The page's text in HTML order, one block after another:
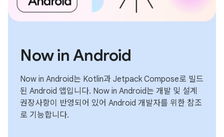
Now in Android
Now in Android는 Kotlin과 Jetpack Compose로 빌드
된 Android 앱입니다. Now in Android는 개발 및 설계
권장사항이 반영되어 있어 Android 개발자를 위한 참조
로 기능합니다.